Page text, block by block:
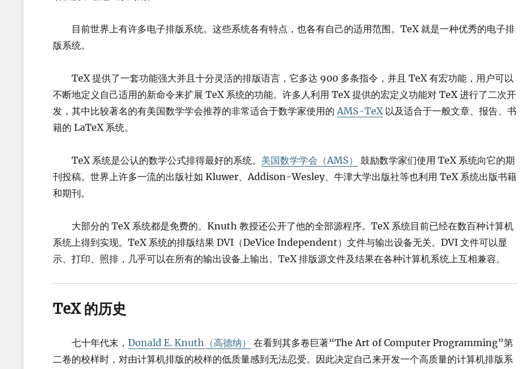
目前世界上有许多电子排版系统。这些系统各有特点，也各有自己的适用范围。TeX 就是一种优秀的电子排
版系统。
TeX 提供了一套功能强大并且十分灵活的排版语言，它多达 900 多条指令，并且 TeX 有宏功能，用户可以
不断地定义自己适用的新命令来扩展 TeX 系统的功能。许多人利用 TeX 提供的宏定义功能对 TeX 进行了二次开
发，其中比较著名的有美国数学学会推荐的非常适合于数学家使用的AMS-TeX以及适合于一般文章、报告、书
籍的 LaTeX 系统。
TeX 系统是公认的数学公式排得最好的系统。 美国数学学会（AMS）
鼓励数学家们使用 TeX 系统向它的期
刊投稿。世界上许多一流的出版社如 Kluwer、Addison-Wesley、牛津大学出版社等也利用 TeX 系统出版书籍
和期刊。
大部分的 TeX 系统都是免费的。Knuth 教授还公开了他的全部源程序。TeX 系统目前已经在数百种计算机
系统上得到实现。TeX 系统的排版结果 DVI（DeVice Independent）文件与输出设备无关。DVI 文件可以显
示、打印、照排，几乎可以在所有的输出设备上输出。TeX 排版源文件及结果在各种计算机系统上互相兼容。
TeX 的历史
七十年代末， Donald E. Knuth（高德纳）
在看到其多卷巨著“The Art of Computer Programming”第
二卷的校样时，对由计算机排版的校样的低质量感到无法忍受。因此决定自己来开发一个高质量的计算机排版系